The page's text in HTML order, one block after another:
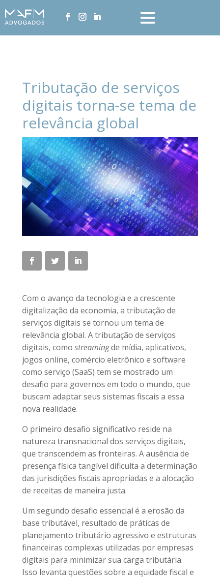
Tributação de serviços
digitais torna-se tema de
relevância global
Com o avanço da tecnologia e a crescente
digitalização da economia, a tributação de
serviços digitais se tornou um tema de
relevância global. A tributação de serviços
digitais, como streamingde mídia, aplicativos,
jogos online, comércio eletrônico e software
como serviço (SaaS) tem se mostrado um
desafio para governos em todo o mundo, que
buscam adaptar seus sistemas fiscais a essa
nova realidade.
O primeiro desafio significativo reside na
natureza transnacional dos serviços digitais,
que transcendem as fronteiras. A ausência de
presença física tangível dificulta a determinação
das jurisdições fiscais apropriadas e a alocação
de receitas de maneira justa.
Um segundo desafio essencial é a erosão da
base tributável, resultado de práticas de
planejamento tributário agressivo e estruturas
financeiras complexas utilizadas por empresas
digitais para minimizar sua carga tributária.
Isso levanta questões sobre a equidade fiscal e